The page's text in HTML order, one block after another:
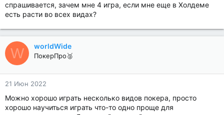
спрашивается, зачем мне 4 игра, если мне еще в Холдеме
есть расти во всех видах?
W worldWide
ПокерПро🥈
21 Июн 2022
Можно хорошо играть несколько видов покера, просто
хорошо научиться играть что-то одно проще для